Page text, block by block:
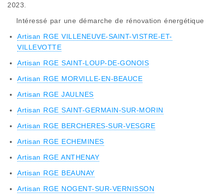
2023.
Intéressé par une démarche de rénovation énergétique
Artisan RGE VILLENEUVE-SAINT-VISTRE-ET-
VILLEVOTTE
Artisan RGE SAINT-LOUP-DE-GONOIS
Artisan RGE MORVILLE-EN-BEAUCE
Artisan RGE JAULNES
Artisan RGE SAINT-GERMAIN-SUR-MORIN
Artisan RGE BERCHERES-SUR-VESGRE
Artisan RGE ECHEMINES
Artisan RGE ANTHENAY
Artisan RGE BEAUNAY
Artisan RGE NOGENT-SUR-VERNISSON